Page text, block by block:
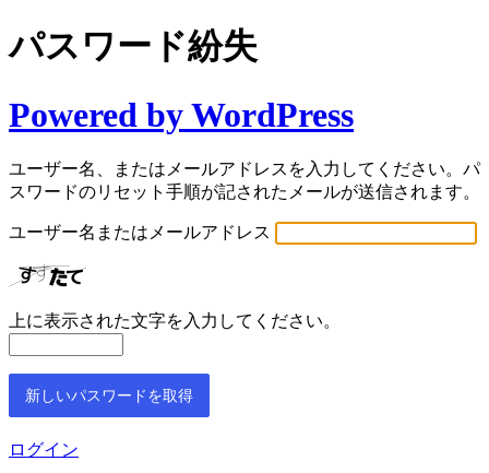
パスワード紛失
Powered by WordPress
ユーザー名、またはメールアドレスを入力してください。パ
スワードのリセット手順が記されたメールが送信されます。
ユーザー名またはメールアドレス
上に表示された文字を入力してください。
ログイン